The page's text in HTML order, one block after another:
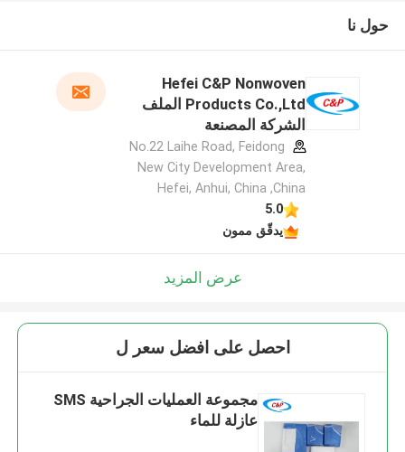
حول نا
Hefei C&P Nonwoven
Products Co.,Ltd الملف
الشركة المصنعة
No.22 Laihe Road, Feidong
New City Development Area,
Hefei, Anhui, China ,China
5.0
يدقّق ممون
عرض المزيد
احصل على افضل سعر ل
مجموعة العمليات الجراحية SMS
عازلة للماء